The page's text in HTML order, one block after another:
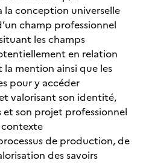
la conception universelle
champ professionnel
les champs
en relation
la mention ainsi que les
pour y accéder
valorisant son identité,
et son projet professionnel
de production, de
des savoirs